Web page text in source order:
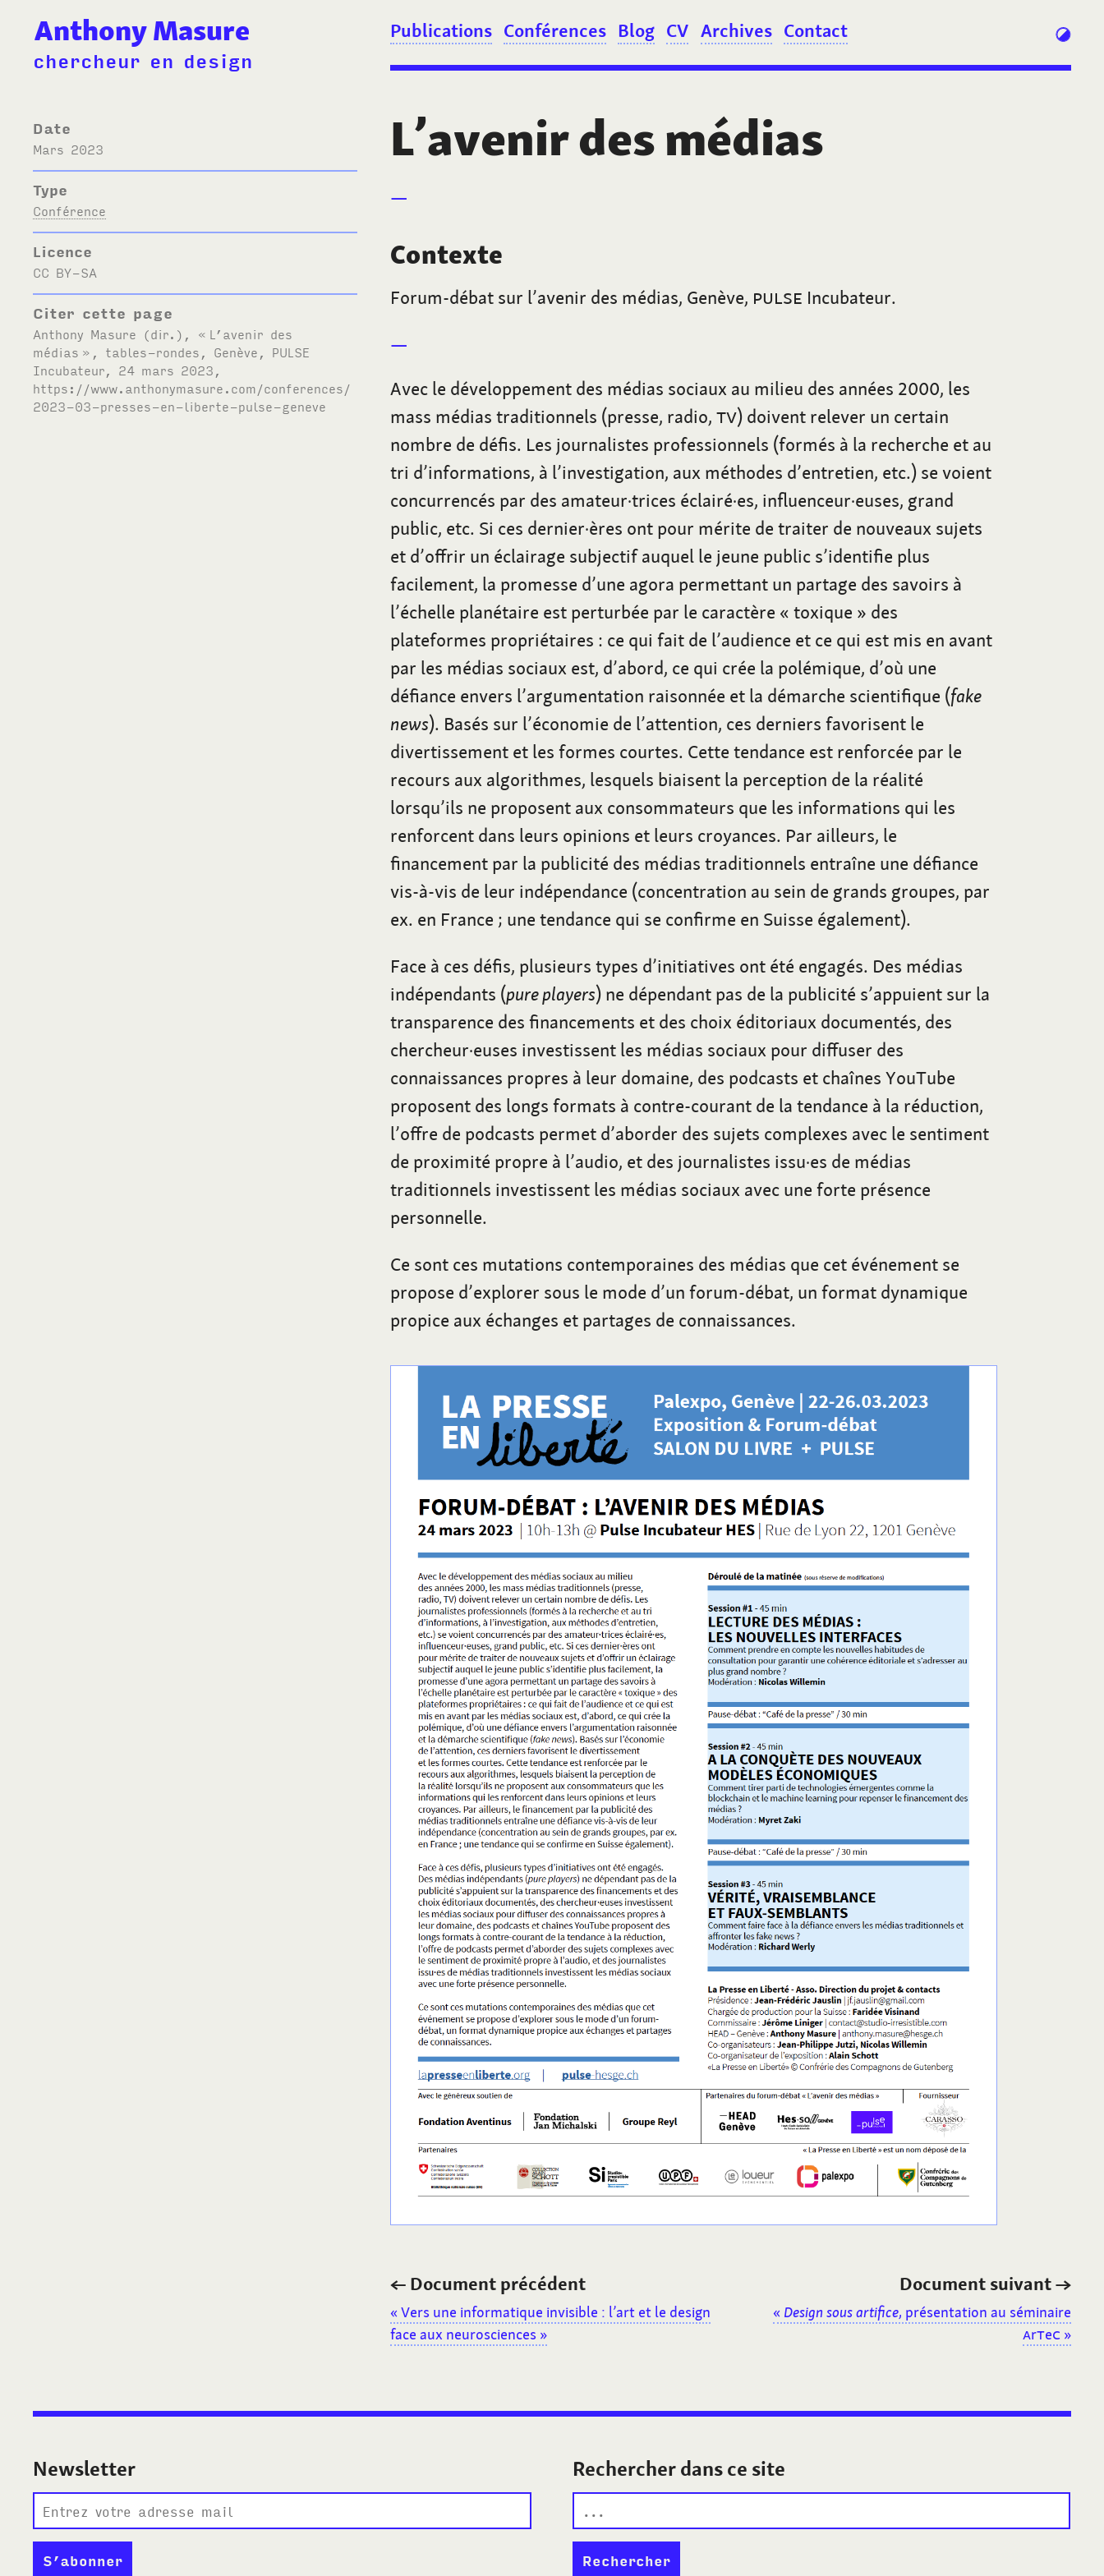
Anthony Masure
chercheur en design
Publications Conférences Blog CV Archives Contact
Date
mars 2023
Type
Conférence
Licence
CC BY-SA
Citer cette page
Anthony Masure (dir.), « L’avenir des
médias », tables-rondes, Genève, PULSE
Incubateur, 24 mars 2023,
https://www.anthonymasure.com/conferences/
2023-03-presses-en-liberte-pulse-geneve
L’avenir des médias
Contexte
Forum-débat sur l’avenir des médias, Genève, PULSE Incubateur.
Avec le développement des médias sociaux au milieu des années 2000, les
mass médias traditionnels (presse, radio, TV) doivent relever un certain
nombre de défis. Les journalistes professionnels (formés à la recherche et au
tri d’informations, à l’investigation, aux méthodes d’entretien, etc.) se voient
concurrencés par des amateur·trices éclairé·es, influenceur·euses, grand
public, etc. Si ces dernier·ères ont pour mérite de traiter de nouveaux sujets
et d’offrir un éclairage subjectif auquel le jeune public s’identifie plus
facilement, la promesse d’une agora permettant un partage des savoirs à
l’échelle planétaire est perturbée par le caractère « toxique » des
plateformes propriétaires : ce qui fait de l’audience et ce qui est mis en avant
par les médias sociaux est, d’abord, ce qui crée la polémique, d’où une
défiance envers l’argumentation raisonnée et la démarche scientifique (fake
news). Basés sur l’économie de l’attention, ces derniers favorisent le
divertissement et les formes courtes. Cette tendance est renforcée par le
recours aux algorithmes, lesquels biaisent la perception de la réalité
lorsqu’ils ne proposent aux consommateurs que les informations qui les
renforcent dans leurs opinions et leurs croyances. Par ailleurs, le
financement par la publicité des médias traditionnels entraîne une défiance
vis-à-vis de leur indépendance (concentration au sein de grands groupes, par
ex. en France ; une tendance qui se confirme en Suisse également).
Face à ces défis, plusieurs types d’initiatives ont été engagés. Des médias
indépendants (pure players) ne dépendant pas de la publicité s’appuient sur la
transparence des financements et des choix éditoriaux documentés, des
chercheur·euses investissent les médias sociaux pour diffuser des
connaissances propres à leur domaine, des podcasts et chaînes YouTube
proposent des longs formats à contre-courant de la tendance à la réduction,
l’offre de podcasts permet d’aborder des sujets complexes avec le sentiment
de proximité propre à l’audio, et des journalistes issu·es de médias
traditionnels investissent les médias sociaux avec une forte présence
personnelle.
Ce sont ces mutations contemporaines des médias que cet événement se
propose d’explorer sous le mode d’un forum-débat, un format dynamique
propice aux échanges et partages de connaissances.
←Document précédent
«Vers une informatique invisible : l’art et le design
face aux neurosciences »
Document suivant→
« Design sous artifice, présentation au séminaire
ArTeC »
Newsletter Rechercher dans ce site